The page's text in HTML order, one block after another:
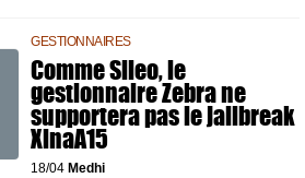
GESTIONNAIRES
Comme Sileo, le
gestionnaire Zebra ne
supportera pas le jailbreak
XinaA15
18/04 Medhi